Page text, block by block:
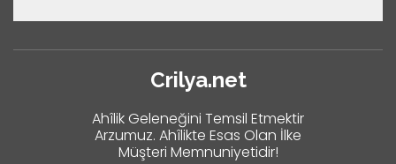
Crilya.net
Ahîlik Geleneğini Temsil Etmektir
Arzumuz. Ahîlikte Esas Olan İlke
Müşteri Memnuniyetidir!